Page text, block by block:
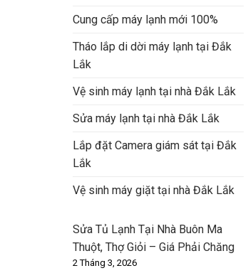
Cung cấp máy lạnh mới 100%
Tháo lắp di dời máy lạnh tại Đắk
Lắk
Vệ sinh máy lạnh tại nhà Đắk Lắk
Sửa máy lạnh tại nhà Đắk Lắk
Lắp đặt Camera giám sát tại Đắk
Lắk
Vệ sinh máy giặt tại nhà Đắk Lắk
Sửa Tủ Lạnh Tại Nhà Buôn Ma
Thuột, Thợ Giỏi – Giá Phải Chăng
2 Tháng 3, 2026